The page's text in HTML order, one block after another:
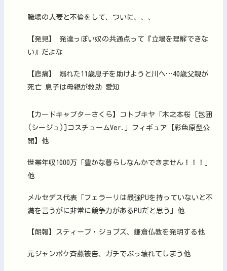
職場の人妻と不倫をして、ついに、、、
【発見】 発達っぽい奴の共通点って『立場を理解できな
い』だよな
【悲痛】 溺れた11歳息子を助けようと川へ…40歳父親が
死亡 息子は母親が救助 愛知
【カードキャプターさくら】コトブキヤ「木之本桜 [包囲
(シージュ)]コスチュームVer.」フィギュア【彩色原型公
開】他
世帯年収1000万「豊かな暮らしなんかできません！！！」
他
メルセデス代表「フェラーリは最強PUを持っていないと不
満を言うがに非常に競争力があるPUだと思う」他
【朗報】スティーブ・ジョブズ、鎌倉仏教を発明する他
元ジャンポケ斉藤被告、ガチでぶっ壊れてしまう他